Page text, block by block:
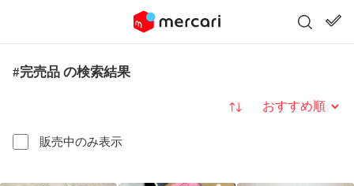
#完売品 の検索結果
販売中のみ表示
並び替え